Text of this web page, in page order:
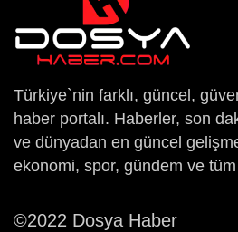
Türkiye`nin farklı, güncel,
haber portalı. Haberler, son
ve dünyadan en güncel
ekonomi, spor, gündem ve
©2022 Dosya Haber